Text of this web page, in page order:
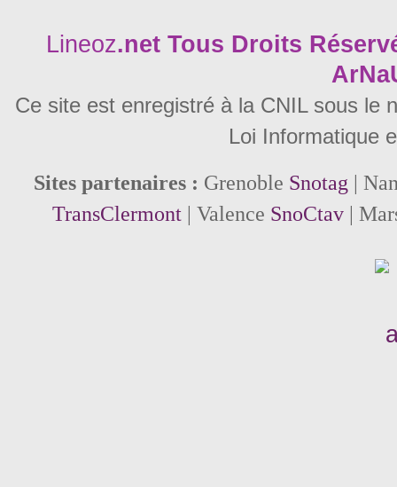
Lineoz.net Tous Droits
Ce site est enregistré à la CNIL sous le
Loi Informatique
Sites partenaires : Grenoble Snotag |
TransClermont| Valence SnoCtav|